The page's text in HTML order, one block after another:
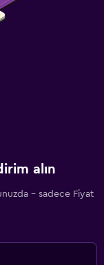
alın
- sadece Fiyat